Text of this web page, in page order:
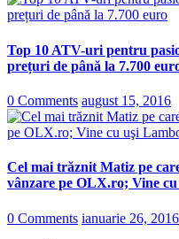
Top 10 ATV-uri pentru
prețuri de până la 7.700
0 Comments august 15, 2016
Cel mai trăznit Matiz pe
vânzare pe OLX.ro; Vine
0 Comments ianuarie 26, 2016